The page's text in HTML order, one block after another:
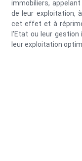
immobiliers,
de leur exploitation,
cet effet et à
l'Etat ou leur gestion
leur exploitation